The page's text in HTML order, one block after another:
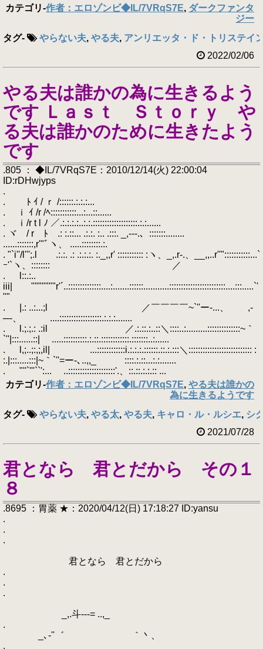
カテゴリ-作者：エロゾンビ◆IL/7VRqS7E, ダークファンタ
ジー
タグ- やらない夫, やる夫, アンリエッタ・ド・トリステイ
2022/02/06
やる夫は誰かの為に生きるよう
です Ｌａｓｔ Ｓｔｏｒｙ や
る夫は誰かのために生きたよう
です
.805 ： ◆IL/7VRqS7E：2010/12/14(火) 22:00:04
ID:rDHwjyps
.
. ﾄ ｲ / ｒ /::::::.:.:.:...
. ｉ ｲ /r /ﾍ:::::::::::...:...::......
. ｉ/r t l ﾉ ／.:.:.:.:..:.:.:::::::::::::::::::.:.:......
. ヾゞ/ r ﾄ .: :.::... .:.:. :.. .:::. _,-‐-.、:::::::........
......:::::::,r'"ﾞヽ、 .....::::::::.:.
. "`i''/l''';.l .:.:. .: .:.:.:. :._,,r' ::::::::::: :ヽ、_,.r‐.、__,,..r''":::::::::::...`
ｰ'`ヽ、:::::::: ／
. l::.:..
iii| """""""r'´..::::::::::::::....:.......::::::...........::::::::::::::::::::::::....:::.....`'
""
. |.: ..:...;l ／￣￣￣￣~`''ー-...、 ,-
─-、 ....::::::::::::::::::.:.:.:.......
. l.;.;.: .:il ／.:.::.:..::＼::::..:.........::::::::::::::~｀
`''|:::......::| .....::::::::::.:.::.::::::::::::.:::::::..:......
. l,;..;:,;,il| ...::::::::::::i.:.:.:.::::::.::.:.:::＼::::::::::::::::::::::::::: :
:.|:::.....:::|~｀`''=ー-､..,,_ ::::.:.::...:.:.......
. "''`'''``':... ..::::::::::::::::::::'.、::.::.:.:.:: ...
カテゴリ-作者：エロゾンビ◆IL/7VRqS7E, やる夫は誰かの
為に生きるようです
タグ- やらない夫, やる太, やる夫, キャロ・ル・ルシエ, シ
2021/07/28
君となら 君とだから その１
８
.8695 ：胃薬 ★：2020/04/12(日) 17:18:27 ID:yansu
.
.
.
君となら 君とだから
.
.
.
_,.斗---= ..,_
.
_､‐''゛ ｀丶、
.